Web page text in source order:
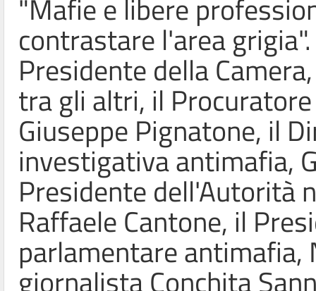
"Mafie e libere
contrastare l'area
Presidente della
tra gli altri, il
Giuseppe Pignatone, il
investigativa antimafia,
Presidente dell'Autorità
Raffaele Cantone, il
parlamentare antimafia,
giornalista Conchita